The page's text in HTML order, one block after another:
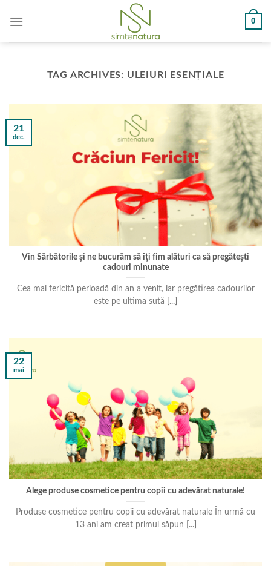
0
TAG ARCHIVES: ULEIURI ESENȚIALE
Vin Sărbătorile și ne bucurăm să îți fim alături ca să pregătești
cadouri minunate
Cea mai fericită perioadă din an a venit, iar pregătirea cadourilor
este pe ultima sută [...]
21
dec.
Alege produse cosmetice pentru copii cu adevărat naturale!
Produse cosmetice pentru copii cu adevărat naturale În urmă cu
13 ani am creat primul săpun [...]
22
mai